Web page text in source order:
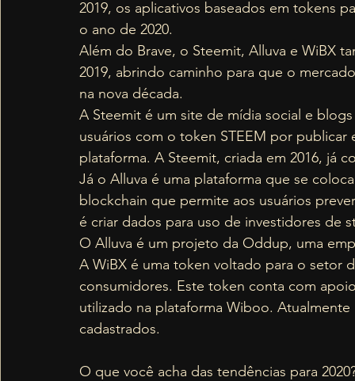
2019, os aplicativos baseados em tokens
o ano de 2020.
Além do Brave, o Steemit, Alluva e WiBX
2019, abrindo caminho para que o
na nova década.
A Steemit é um site de mídia social e
usuários com o token STEEM por
plataforma. A Steemit, criada em 2016, já
Já o Alluva é uma plataforma que se
blockchain que permite aos usuários
é criar dados para uso de investidores de
O Alluva é um projeto da Oddup, uma
A WiBX é uma token voltado para o setor
consumidores. Este token conta com
utilizado na plataforma Wiboo.
cadastrados.
O que você acha das tendências para